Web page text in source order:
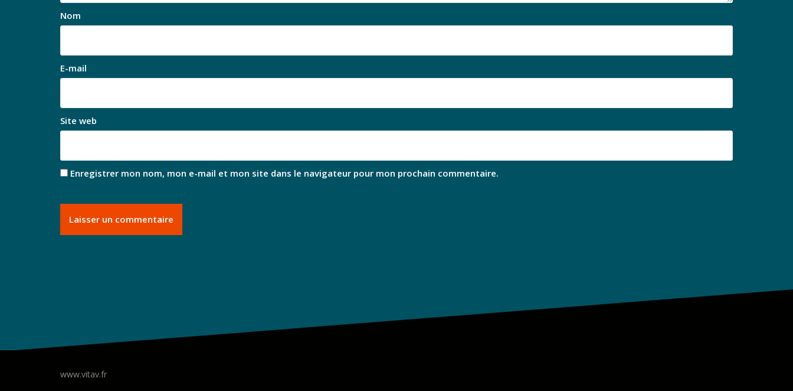
Nom
E-mail
Site web
Enregistrer mon nom, mon e-mail et mon site dans le navigateur pour mon prochain commentaire.
www.vitav.fr